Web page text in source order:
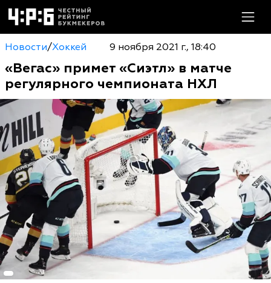
Новости/Хоккей 9 ноября 2021 г., 18:40
«Вегас» примет «Сиэтл» в матче
регулярного чемпионата НХЛ